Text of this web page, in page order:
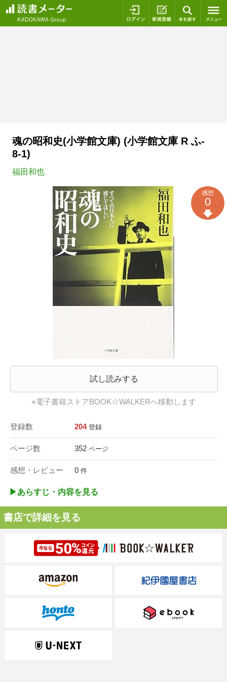
ログイン 新規登録
魂の昭和史(小学館文庫) (小学館文庫 R ふ-
8-1)
福田和也
試し読みする
※電子書籍ストアBOOK☆WALKERへ移動します
登録数 204 登録
ページ数 352 ページ
感想・レビュー 0 件
感想
0
▶︎あらすじ・内容を見る
書店で詳細を見る